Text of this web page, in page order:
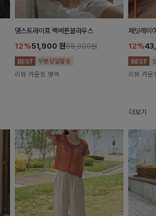
댕스트라이프 백버튼블라우스
12%51,900 원58,900원
리뷰 카운트 영역
제딧레이
12%
리뷰 카운
더보기